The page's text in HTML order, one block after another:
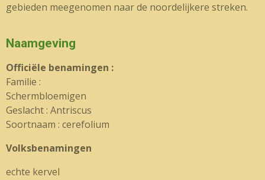
gebieden meegenomen naar de noordelijkere streken.
Naamgeving
Officiële benamingen :
Familie :
Schermbloemigen
Geslacht : Antriscus
Soortnaam : cerefolium
Volksbenamingen
echte kervel